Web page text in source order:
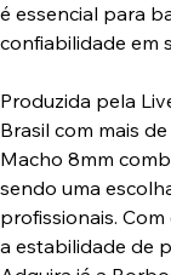
é essencial para
confiabilidade em
Produzida pela
Brasil com mais
Macho 8mm
sendo uma
profissionais.
a estabilidade de